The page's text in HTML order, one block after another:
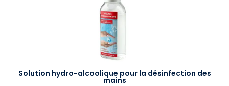
Solution hydro-alcoolique pour la désinfection des
mains